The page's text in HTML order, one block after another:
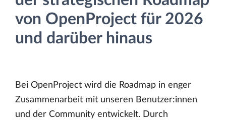
von OpenProject für 2026
und darüber hinaus
Bei OpenProject wird die Roadmap in enger
Zusammenarbeit mit unseren Benutzer:innen
und der Community entwickelt. Durch